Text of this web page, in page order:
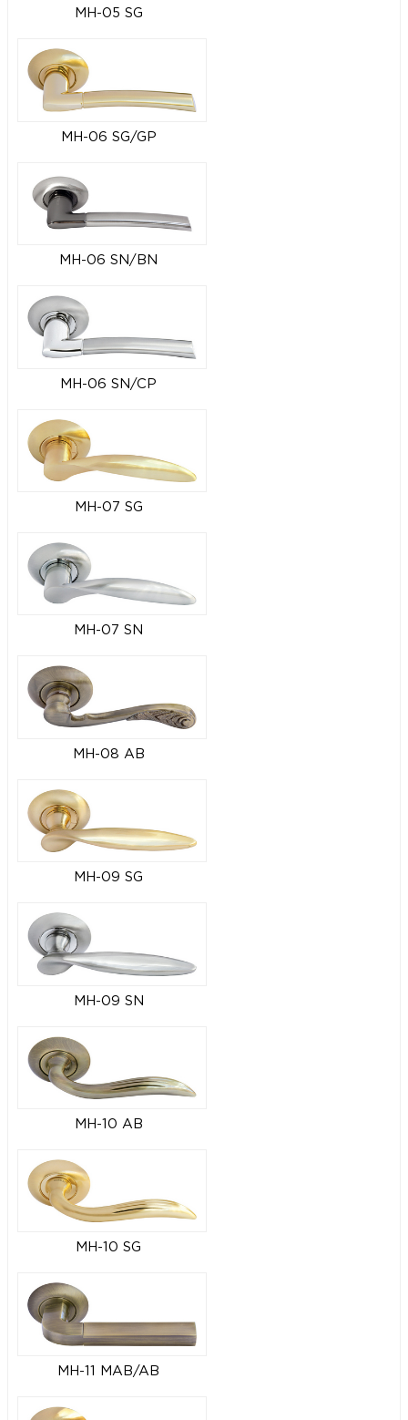
MH-05 SG
MH-06 SG/GP
MH-06 SN/BN
MH-06 SN/CP
MH-07 SG
MH-07 SN
MH-08 AB
MH-09 SG
MH-09 SN
MH-10 AB
MH-10 SG
MH-11 MAB/AB